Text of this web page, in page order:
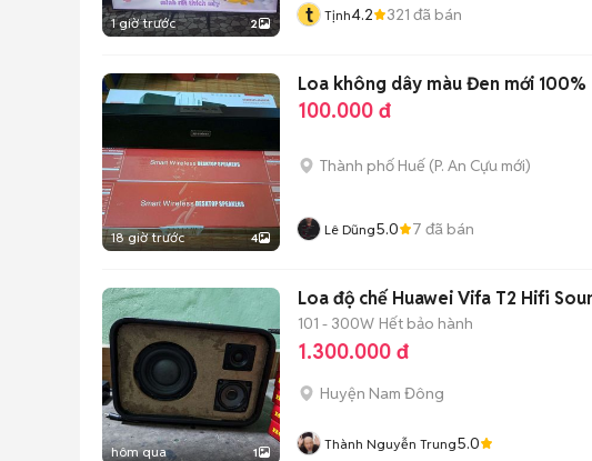
1 giờ trước 2 t Tịnh4.2 321 đã bán
18 giờ trước 4
Loa không dây màu Đen mới 100%
100.000 đ
Thành phố Huế (P. An Cựu mới)
Lê Dũng5.0 7 đã bán
hôm qua 1
Loa độ chế Huawei Vifa T2 Hifi
101 - 300W Hết bảo hành
1.300.000 đ
Huyện Nam Đông
Thành Nguyễn Trung5.0